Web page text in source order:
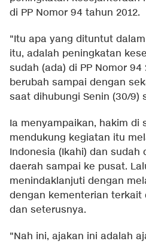
di PP Nomor 94 tahun 2012.
"Itu apa yang dituntut
itu, adalah peningkatan
sudah (ada) di PP Nomor
berubah sampai dengan
saat dihubungi Senin (30/9)
Ia menyampaikan, hakim di
mendukung kegiatan itu
Indonesia (Ikahi) dan sudah
daerah sampai ke pusat.
menindaklanjuti dengan
dengan kementerian terkait
dan seterusnya.
"Nah ini, ajakan ini adalah